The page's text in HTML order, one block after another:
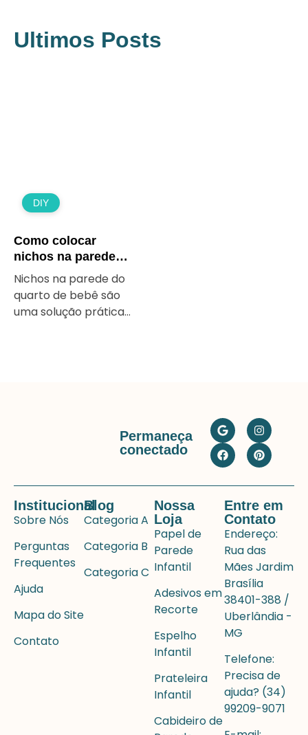
Ultimos Posts
DIY
Como colocar
nichos na parede
quarto de bebê:
guia prático para
decorar com
segurança e estilo
Nichos na parede do
quarto de bebê são
uma solução prática
Permaneça
conectado
Institucional
Sobre Nós
Perguntas
Frequentes
Ajuda
Mapa do Site
Contato
Blog
Categoria A
Categoria B
Categoria C
Nossa
Loja
Papel de
Parede
Infantil
Adesivos em
Recorte
Espelho
Infantil
Prateleira
Infantil
Cabideiro de
Entre em
Contato
Endereço:
Rua das
Mães Jardim
Brasília
38401-388 /
Uberlândia -
MG
Telefone:
Precisa de
ajuda? (34)
99209-9071